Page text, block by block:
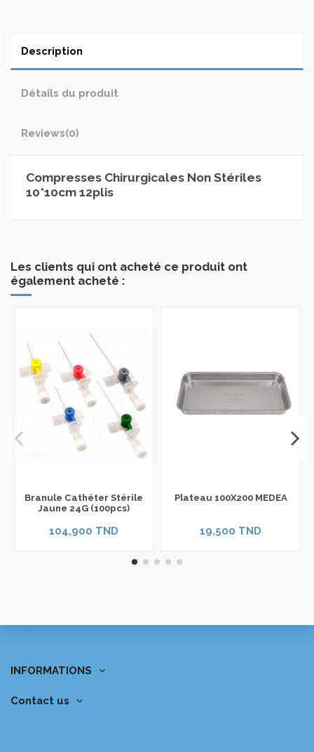
Description
Détails du produit
Reviews(0)
Compresses Chirurgicales Non Stériles
10*10cm 12plis
Les clients qui ont acheté ce produit ont
également acheté :
Branule Cathéter Stérile
Jaune 24G (100pcs)
104,900 TND
Plateau 100X200 MEDEA
19,500 TND
INFORMATIONS
Contact us